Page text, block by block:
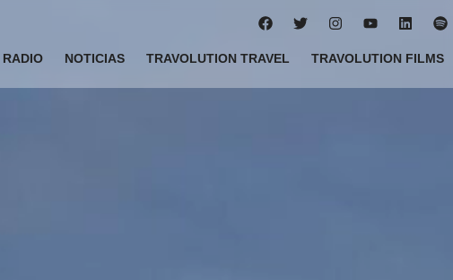
RADIO NOTICIAS TRAVOLUTION TRAVEL TRAVOLUTION FILMS